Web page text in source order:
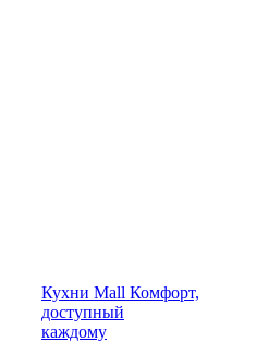
Кухни Mall Комфорт,
доступный
каждому